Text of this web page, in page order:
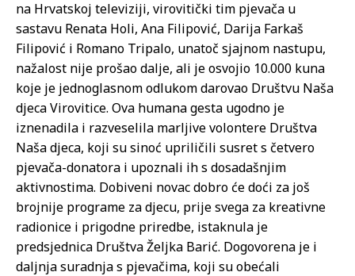
na Hrvatskoj televiziji, virovitički tim pjevača u
sastavu Renata Holi, Ana Filipović, Darija Farkaš
Filipović i Romano Tripalo, unatoč sjajnom nastupu,
nažalost nije prošao dalje, ali je osvojio 10.000 kuna
koje je jednoglasnom odlukom darovao Društvu Naša
djeca Virovitice. Ova humana gesta ugodno je
iznenadila i razveselila marljive volontere Društva
Naša djeca, koji su sinoć upriličili susret s četvero
pjevača-donatora i upoznali ih s dosadašnjim
aktivnostima. Dobiveni novac dobro će doći za još
brojnije programe za djecu, prije svega za kreativne
radionice i prigodne priredbe, istaknula je
predsjednica Društva Željka Barić. Dogovorena je i
daljnja suradnja s pjevačima, koji su obećali